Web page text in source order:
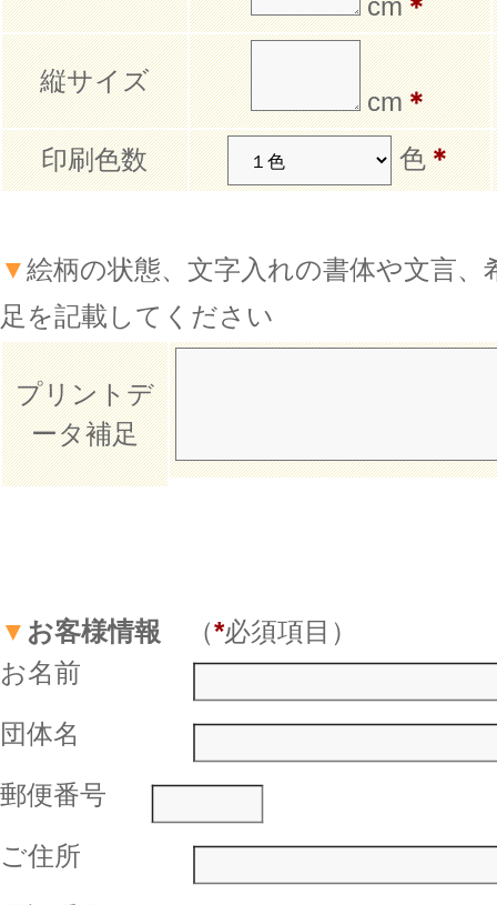
cm＊
縦サイズ
cm＊
印刷色数
色＊
▼絵柄の状態、文字入れの書体や文言、
足を記載してください
プリントデ
ータ補足
▼ お客様情報 （*必須項目）
お名前
団体名
郵便番号
ご住所